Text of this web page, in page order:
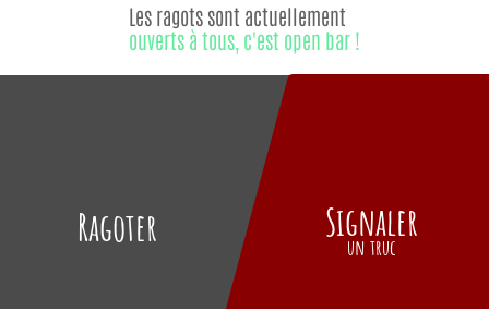
Ragoter
Les ragots sont actuellement
ouverts à tous, c'est open bar !
Signaler
un truc